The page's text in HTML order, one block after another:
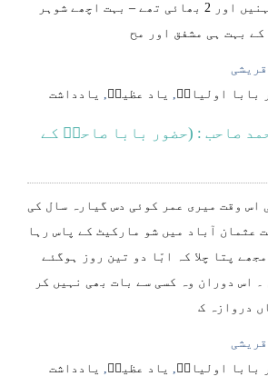
ہوچکا تھا – یہ 6 بہنیں اور 2 بھائی تھے – بہت اچھے شوہر
کے بہت ہی مشفق اور مح
بابا اولیاءؒ, یاد عظیمؒ, یادداشت
صاحب : (حضور بابا صاحبؒ کے
اس وقت میری عمر کوئی دس گیارہ سال کی
عثمان آباد میں شو مارکیٹ کے پاس رہا
پتا چلا کہ ابّا دو تین روز ہوگئے
۔ اس دوران وہ کسی سے بات بھی نہیں کر
دروازہ ک
بابا اولیاءؒ, یاد عظیمؒ, یادداشت